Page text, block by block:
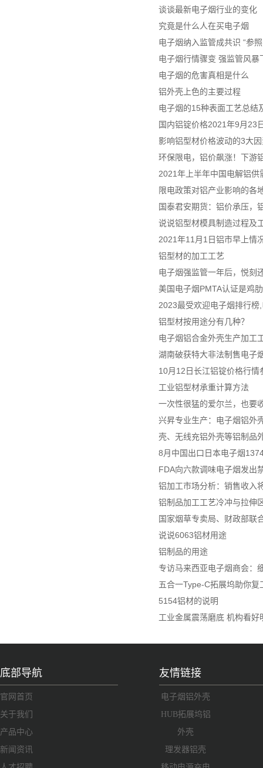
谈谈最新电子烟行业的变化
究竟是什么人在买电子烟
电子烟纳入监管成共识 “参
电子烟行情骤变 强监管风
电子烟的危害真相是什么
铝外壳上色的主要过程
电子烟的15种表面工艺总结
国内铝锭价格2021年9月23
影响铝型材价格波动的3大
环保限电，铝价飙涨！下游
2021年上半年中国电解铝供
限电政策对铝产业影响的各
国泰君安期货：铝价承压，
说说铝型材模具制造过程及
2021年11月1日铝市早上情
铝型材的加工工艺
电子烟强监管一年后，悦刻
美国电子烟PMTA认证是鸡
2023最受欢迎电子烟排行榜
铝型材按用途分有几种？
电子烟铝合金外壳生产加工
湖南破获特大非法制售电子
10月12日长江铝锭价格行情
工业铝型材承重计算方法
一次性很猛的爱尔兰，也要
兴昇专业生产：电子烟铝外
壳、无线充铝外壳等铝制品
8月中国出口日本电子烟
FDA向六款调味电子烟发出
铝加工市场分析：销售收入
铝制品加工工艺冷冲与拉伸
国家烟草专卖局、财政部联
说说6063铝材用途
铝制品的用途
专访马来西亚电子烟商会：
五合一Type-C拓展坞助你
5154铝材的说明
工业金属震荡磨底 机构看
底部导航
官网首页
关于我们
产品中心
新闻资讯
友情链接
电子烟铝外壳
HUB拓展坞铝
外壳
理发器铝壳